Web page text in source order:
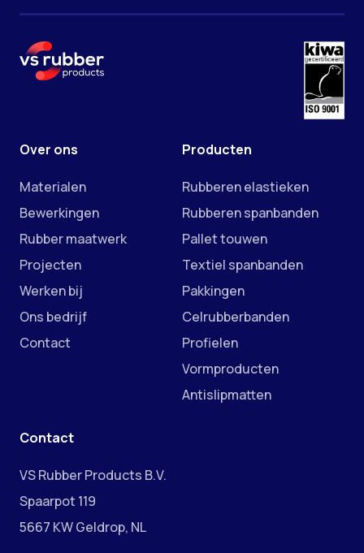
Over ons
Materialen
Bewerkingen
Rubber maatwerk
Projecten
Werken bij
Ons bedrijf
Contact
Producten
Rubberen elastieken
Rubberen spanbanden
Pallet touwen
Textiel spanbanden
Pakkingen
Celrubberbanden
Profielen
Vormproducten
Antislipmatten
Contact
VS Rubber Products B.V.
Spaarpot 119
5667 KW Geldrop, NL